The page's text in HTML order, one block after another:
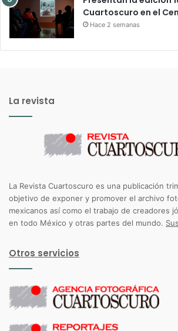
Cuartoscuro en el
Hace 2 semanas
La revista
La Revista Cuartoscuro es una publicación
objetivo de exponer y promover el archivo
mexicanos así como el trabajo de creadores
en todo México y otras partes del mundo.
Otros servicios